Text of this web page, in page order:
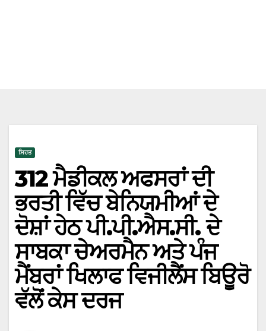
ਸਿਹਤ
312 ਮੈਡੀਕਲ ਅਫਸਰਾਂ ਦੀ
ਭਰਤੀ ਵਿੱਚ ਬੇਨਿਯਮੀਆਂ ਦੇ
ਦੋਸ਼ਾਂ ਹੇਠ ਪੀ.ਪੀ.ਐਸ.ਸੀ. ਦੇ
ਸਾਬਕਾ ਚੇਅਰਮੈਨ ਅਤੇ ਪੰਜ
ਮੈਂਬਰਾਂ ਖਿਲਾਫ ਵਿਜੀਲੈਂਸ ਬਿਊਰੋ
ਵੱਲੋਂ ਕੇਸ ਦਰਜ